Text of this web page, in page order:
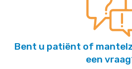
Bent u patiënt of
een